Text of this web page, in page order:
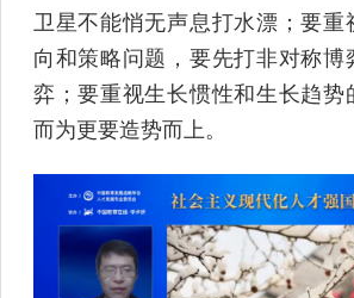
卫星不能悄无声息打水漂；要重
向和策略问题，要先打非对称博
弈；要重视生长惯性和生长趋势
而为更要造势而上。